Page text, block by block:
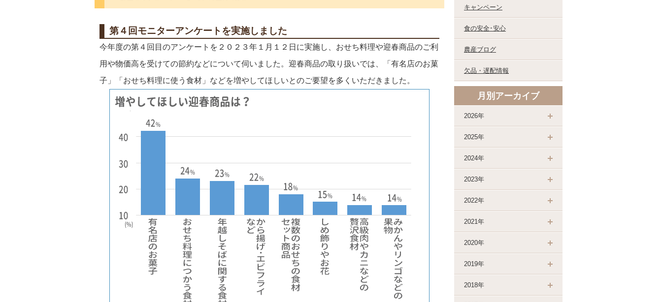
第４回モニターアンケートを実施しました
今年度の第４回目のアンケートを２０２３年１月１２日に実施し、おせち料理や迎春商品のご利
用や物価高を受けての節約などについて伺いました。迎春商品の取り扱いでは、「有名店のお菓
子」「おせち料理に使う食材」などを増やしてほしいとのご要望を多くいただきました。
キャンペーン
食の安全･安心
農産ブログ
欠品・遅配情報
月別アーカイブ
2026年
2025年
2024年
2023年
2022年
2021年
2020年
2019年
2018年